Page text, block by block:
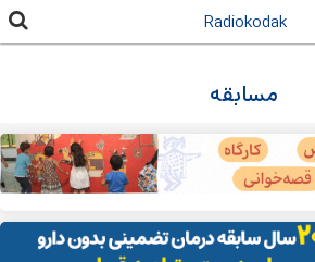
محتوای
Radiokodak
مسابقه